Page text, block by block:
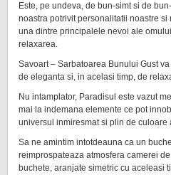
Este, pe undeva, de bun-simt si de
noastra potrivit personalitatii noastre
una dintre principalele nevoi ale
relaxarea.
Savoart – Sarbatoarea Bunului Gust
de eleganta si, in acelasi timp, de
Nu intamplator, Paradisul este vazut
mai la indemana elemente ce pot
universul inmiresmat si plin de culoare
Sa ne amintim intotdeauna ca un
reimprospateaza atmosfera camerei
buchete, aranjate simetric cu aceleasi